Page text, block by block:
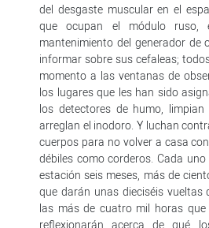
del desgaste muscular en el
que ocupan el módulo ruso,
mantenimiento del generador de
informar sobre sus cefaleas;
momento a las ventanas de
los lugares que les han sido
los detectores de humo,
arreglan el inodoro. Y luchan
cuerpos para no volver a casa
débiles como corderos. Cada
estación seis meses, más de
que darán unas dieciséis vueltas
las más de cuatro mil horas
reflexionarán acerca de qué